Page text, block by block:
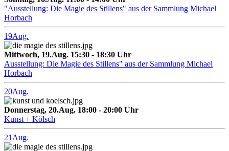
"Ausstellung: Die Magie des Stillens" aus der Sammlung Michael
Horbach
19Aug.
Mittwoch, 19.Aug. 15:30 - 18:30 Uhr
Ausstellung: Die Magie des Stillens" aus der Sammlung Michael
Horbach
20Aug.
Donnerstag, 20.Aug. 18:00 - 20:00 Uhr
Kunst + Kölsch
21 Aug.